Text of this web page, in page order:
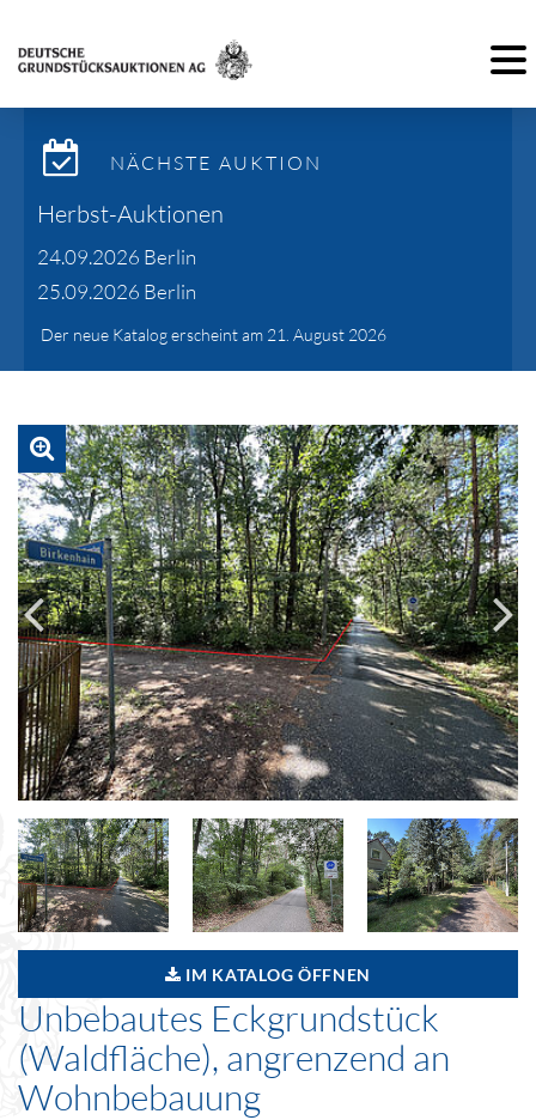
NÄCHSTE AUKTION
Herbst-Auktionen
24.09.2026 Berlin
25.09.2026 Berlin
Der neue Katalog erscheint am 21. August 2026
IM KATALOG ÖFFNEN
Unbebautes Eckgrundstück
(Waldfläche), angrenzend an
Wohnbebauung